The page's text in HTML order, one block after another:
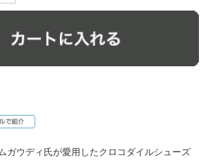
ガウディ氏が愛用したクロコダイルシューズ